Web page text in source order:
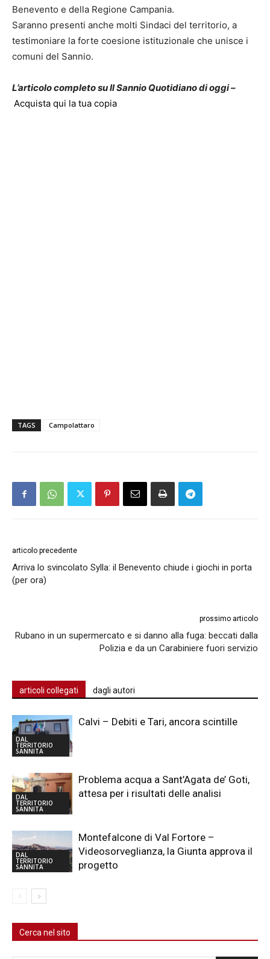
Benevento e della Regione Campania.
Saranno presenti anche molti Sindaci del territorio, a
testimoniare la forte coesione istituzionale che unisce i
comuni del Sannio.
L’articolo completo su Il Sannio Quotidiano di oggi –
Acquista qui la tua copia
TAGS Campolattaro
articolo precedente
Arriva lo svincolato Sylla: il Benevento chiude i giochi in porta
(per ora)
prossimo articolo
Rubano in un supermercato e si danno alla fuga: beccati dalla
Polizia e da un Carabiniere fuori servizio
articoli collegati dagli autori
DAL
TERRITORIO
SANNITA
Calvi – Debiti e Tari, ancora scintille
DAL
TERRITORIO
SANNITA
Problema acqua a Sant’Agata de’ Goti,
attesa per i risultati delle analisi
DAL
TERRITORIO
SANNITA
Montefalcone di Val Fortore –
Videosorveglianza, la Giunta approva il
progetto
Cerca nel sito